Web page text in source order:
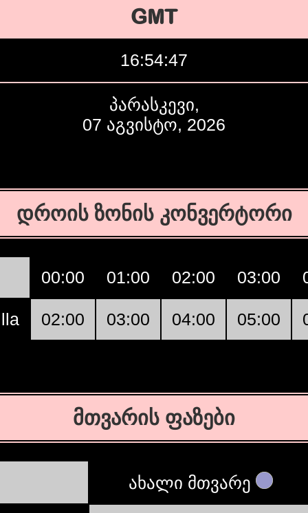
GMT
16:54:48
პარასკევი,
07 აგვისტო, 2026
დროის ზონის კონვერტორი
00:00 01:00 02:00 03:00
02:00 03:00 04:00 05:00
მთვარის ფაზები
ახალი მთვარე